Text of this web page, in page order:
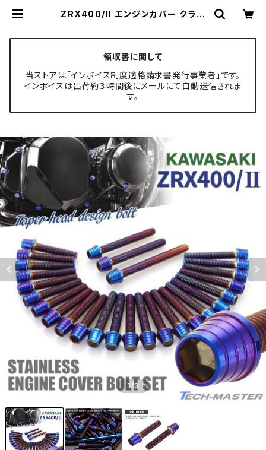
ZRX400/II エンジンカバー クラン
TB8203 | TECH-MASTER ボル
ト専門店
領収書に関して
当ストアは「インボイス制度適格請求書発行事業者」です。
インボイスは出荷約３時間後にメールにて自動送信されま
す。
1/3